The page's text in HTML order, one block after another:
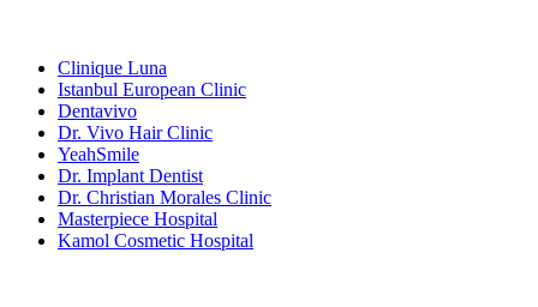
Clinique Luna
Istanbul European Clinic
Dentavivo
Dr. Vivo Hair Clinic
YeahSmile
Dr. Implant Dentist
Dr. Christian Morales Clinic
Masterpiece Hospital
Kamol Cosmetic Hospital